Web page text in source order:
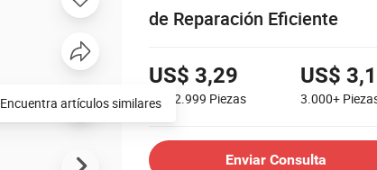
de Reparación Eficiente
US$ 3,29
500-2.999 Piezas
US$
3.000+
Enviar Consulta
Encuentra artículos similares